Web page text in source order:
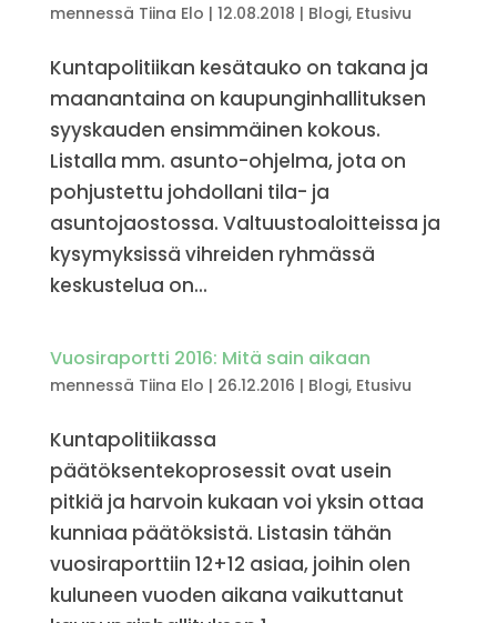
mennessä Tiina Elo | 12.08.2018 | Blogi, Etusivu
Kuntapolitiikan kesätauko on takana ja
maanantaina on kaupunginhallituksen
syyskauden ensimmäinen kokous.
Listalla mm. asunto-ohjelma, jota on
pohjustettu johdollani tila- ja
asuntojaostossa. Valtuustoaloitteissa ja
kysymyksissä vihreiden ryhmässä
keskustelua on...
Vuosiraportti 2016: Mitä sain aikaan
mennessä Tiina Elo | 26.12.2016 | Blogi, Etusivu
Kuntapolitiikassa
päätöksentekoprosessit ovat usein
pitkiä ja harvoin kukaan voi yksin ottaa
kunniaa päätöksistä. Listasin tähän
vuosiraporttiin 12+12 asiaa, joihin olen
kuluneen vuoden aikana vaikuttanut